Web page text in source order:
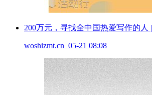
200万元，寻找全中国热爱写作的人 |
woshizmt.cn 05-21 08:08